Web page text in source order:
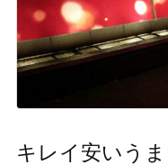
キレイ安いう